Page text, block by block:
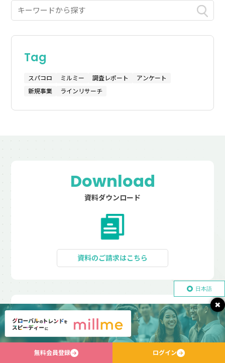
Tag
スパコロ ミルミー 調査レポート
アンケート
新規事業
ラインリサーチ
Download
資料ダウンロード
資料のご請求はこちら
Contact
お問い合わせ
×
無料会員登録 ログイン
日本語